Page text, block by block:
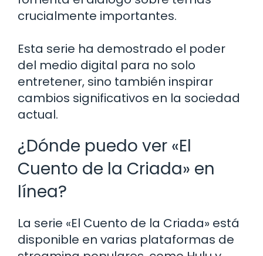
crucialmente importantes.
Esta serie ha demostrado el poder
del medio digital para no solo
entretener, sino también inspirar
cambios significativos en la sociedad
actual.
¿Dónde puedo ver «El
Cuento de la Criada» en
línea?
La serie «El Cuento de la Criada» está
disponible en varias plataformas de